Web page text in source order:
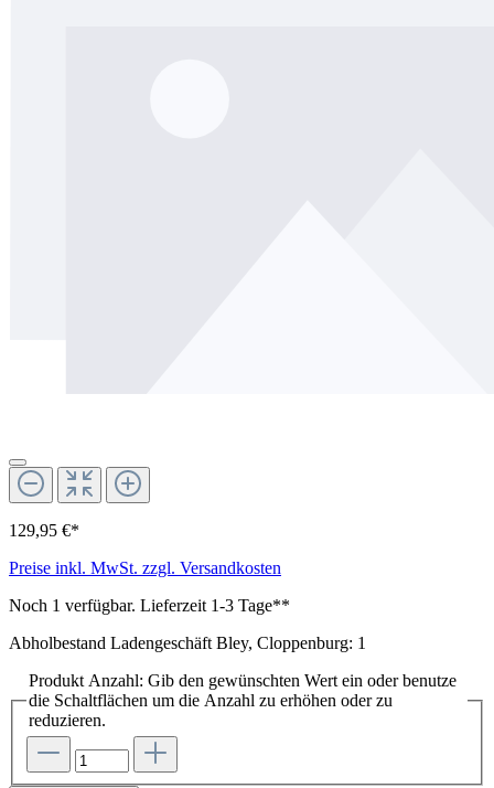
129,95 €*
Preise inkl. MwSt. zzgl. Versandkosten
Noch 1 verfügbar. Lieferzeit 1-3 Tage**
Abholbestand Ladengeschäft Bley, Cloppenburg: 1
Produkt Anzahl: Gib den gewünschten Wert ein oder benutze
die Schaltflächen um die Anzahl zu erhöhen oder zu
reduzieren.